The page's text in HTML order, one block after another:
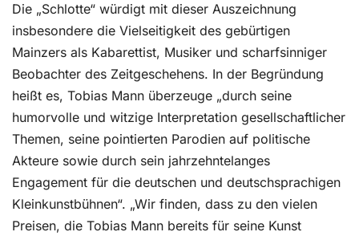
Die „Schlotte“ würdigt mit dieser Auszeichnung
insbesondere die Vielseitigkeit des gebürtigen
Mainzers als Kabarettist, Musiker und scharfsinniger
Beobachter des Zeitgeschehens. In der Begründung
heißt es, Tobias Mann überzeuge „durch seine
humorvolle und witzige Interpretation gesellschaftlicher
Themen, seine pointierten Parodien auf politische
Akteure sowie durch sein jahrzehntelanges
Engagement für die deutschen und deutschsprachigen
Kleinkunstbühnen“. „Wir finden, dass zu den vielen
Preisen, die Tobias Mann bereits für seine Kunst